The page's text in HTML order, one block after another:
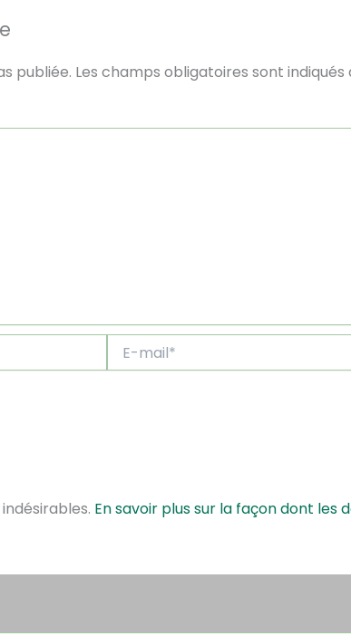
publiée. Les champs obligatoires sont indiqués
mail*
En savoir plus sur la façon dont